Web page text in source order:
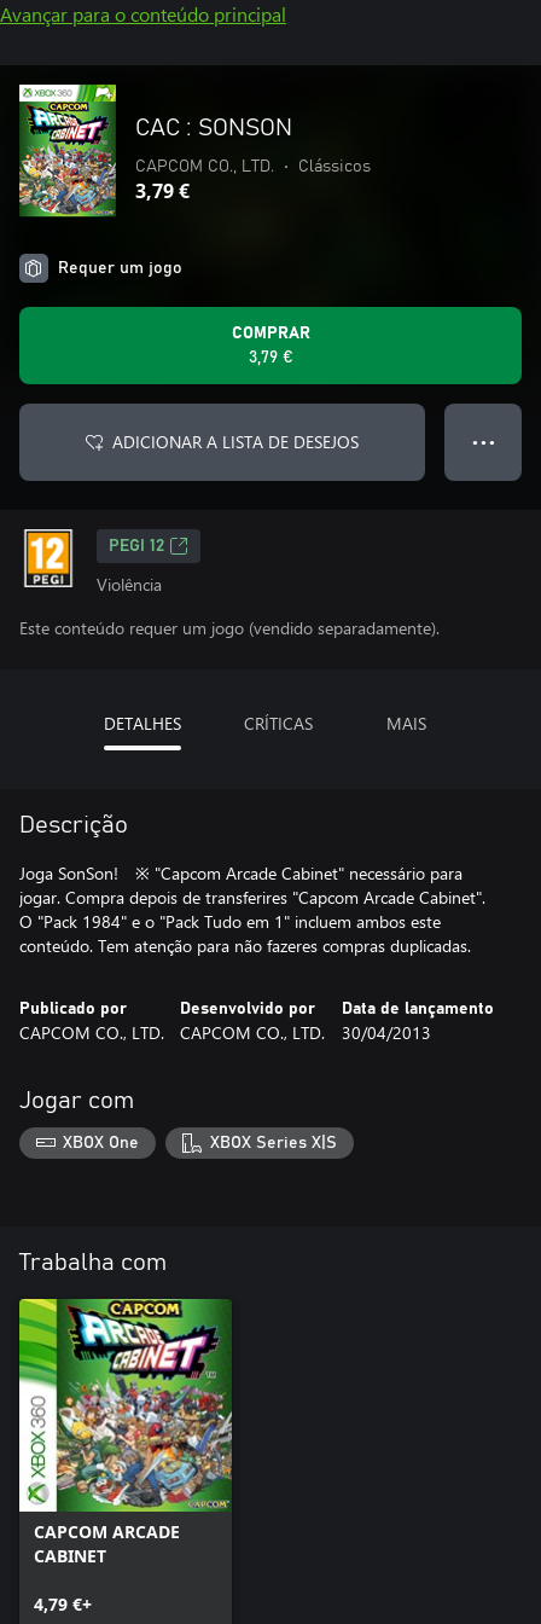
Avançar para o conteúdo principal
CAC : SONSON
CAPCOM CO., LTD. • Clássicos
3,79 €
Requer um jogo
COMPRAR
3,79 €
ADICIONAR A LISTA DE DESEJOS ● ● ●
PEGI 12
Violência
Este conteúdo requer um jogo (vendido separadamente).
DETALHES CRÍTICAS MAIS
Descrição
Joga SonSon! ※ "Capcom Arcade Cabinet" necessário para
jogar. Compra depois de transferires "Capcom Arcade Cabinet".
O "Pack 1984" e o "Pack Tudo em 1" incluem ambos este
conteúdo. Tem atenção para não fazeres compras duplicadas.
Publicado por
CAPCOM CO., LTD.
Desenvolvido por
CAPCOM CO., LTD.
Data de lançamento
30/04/2013
Jogar com
XBOX One XBOX Series X|S
Trabalha com
CAPCOM ARCADE
CABINET
4,79 €+